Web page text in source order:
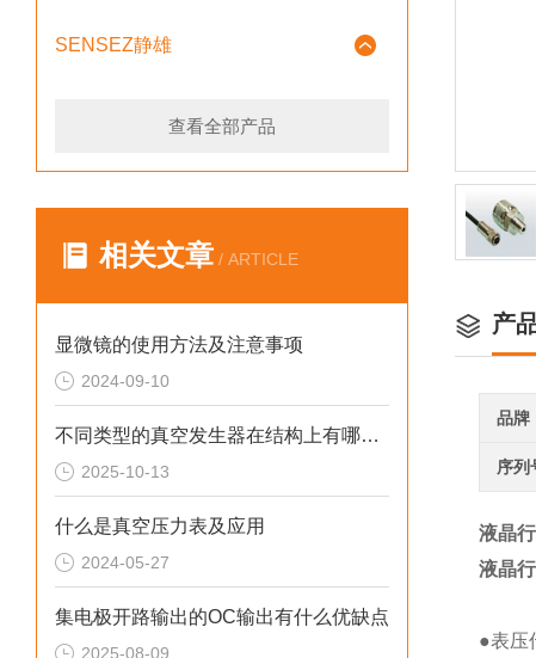
SENSEZ静雄
查看全部产品
相关文章 / ARTICLE
显微镜的使用方法及注意事项
2024-09-10
不同类型的真空发生器在结构上有哪些差异
2025-10-13
什么是真空压力表及应用
2024-05-27
集电极开路输出的OC输出有什么优缺点
2025-08-09
产
品牌
序列
液晶
液晶
●表压